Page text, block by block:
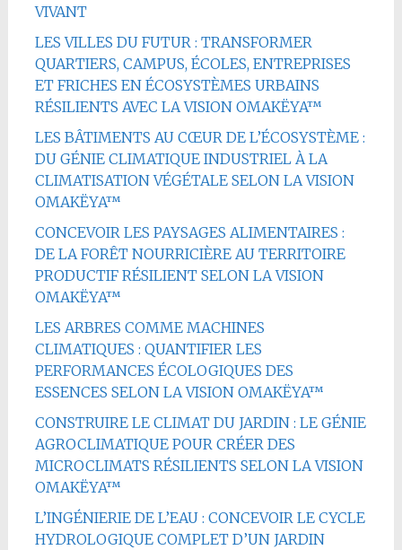
VIVANT
LES VILLES DU FUTUR : TRANSFORMER
QUARTIERS, CAMPUS, ÉCOLES, ENTREPRISES
ET FRICHES EN ÉCOSYSTÈMES URBAINS
RÉSILIENTS AVEC LA VISION OMAKËYA™
LES BÂTIMENTS AU CŒUR DE L’ÉCOSYSTÈME :
DU GÉNIE CLIMATIQUE INDUSTRIEL À LA
CLIMATISATION VÉGÉTALE SELON LA VISION
OMAKËYA™
CONCEVOIR LES PAYSAGES ALIMENTAIRES :
DE LA FORÊT NOURRICIÈRE AU TERRITOIRE
PRODUCTIF RÉSILIENT SELON LA VISION
OMAKËYA™
LES ARBRES COMME MACHINES
CLIMATIQUES : QUANTIFIER LES
PERFORMANCES ÉCOLOGIQUES DES
ESSENCES SELON LA VISION OMAKËYA™
CONSTRUIRE LE CLIMAT DU JARDIN : LE GÉNIE
AGROCLIMATIQUE POUR CRÉER DES
MICROCLIMATS RÉSILIENTS SELON LA VISION
OMAKËYA™
L’INGÉNIERIE DE L’EAU : CONCEVOIR LE CYCLE
HYDROLOGIQUE COMPLET D’UN JARDIN